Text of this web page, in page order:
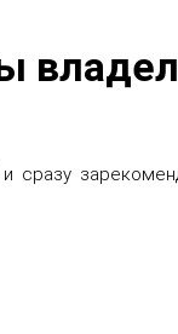
сразу